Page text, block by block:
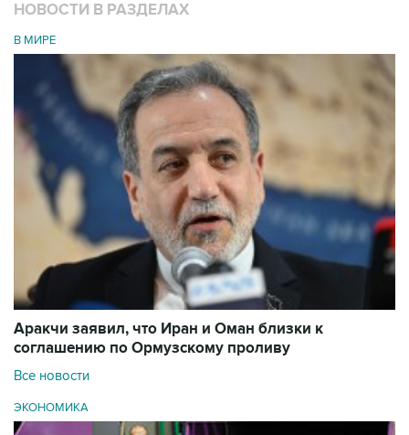
НОВОСТИ В РАЗДЕЛАХ
В МИРЕ
Аракчи заявил, что Иран и Оман близки к
соглашению по Ормузскому проливу
Все новости
ЭКОНОМИКА